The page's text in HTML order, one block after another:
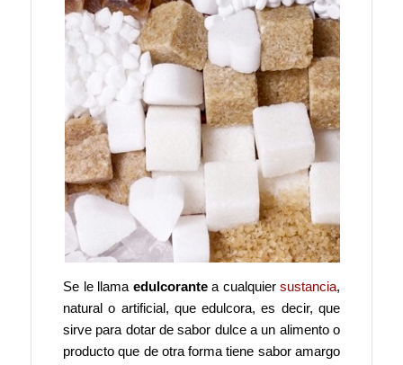
Se le llama edulcorantea cualquier sustancia,
natural o artificial, que edulcora, es decir, que
sirve para dotar de sabor dulce a un alimento o
producto que de otra forma tiene sabor amargo